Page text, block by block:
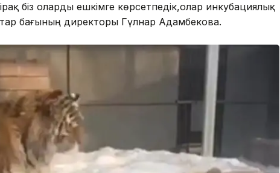
біз оларды ешкімге көрсетпедік,олар инкубациялық
бағының директоры Гүлнар Адамбекова.